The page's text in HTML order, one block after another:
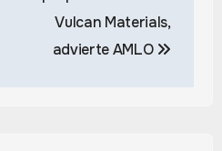
Vulcan Materials,
advierte AMLO